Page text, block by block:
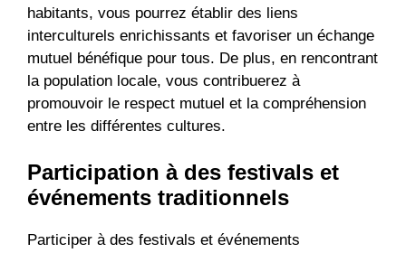
habitants, vous pourrez établir des liens
interculturels enrichissants et favoriser un échange
mutuel bénéfique pour tous. De plus, en rencontrant
la population locale, vous contribuerez à
promouvoir le respect mutuel et la compréhension
entre les différentes cultures.
Participation à des festivals et
événements traditionnels
Participer à des festivals et événements